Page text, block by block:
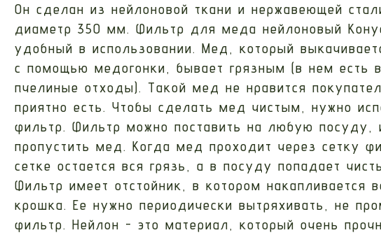
Он сделан из нейлоновой ткани и нержавеющей
диаметр 350 мм. Фильтр для меда нейлоновый
удобный в использовании. Мед, который
с помощью медогонки, бывает грязным (в нем есть
пчелиные отходы). Такой мед не нравится
приятно есть. Чтобы сделать мед чистым, нужно
фильтр. Фильтр можно поставить на любую посуду,
пропустить мед. Когда мед проходит через сетку
сетке остается вся грязь, а в посуду попадает
Фильтр имеет отстойник, в котором накапливается
крошка. Ее нужно периодически вытряхивать, не
фильтр. Нейлон - это материал, который очень